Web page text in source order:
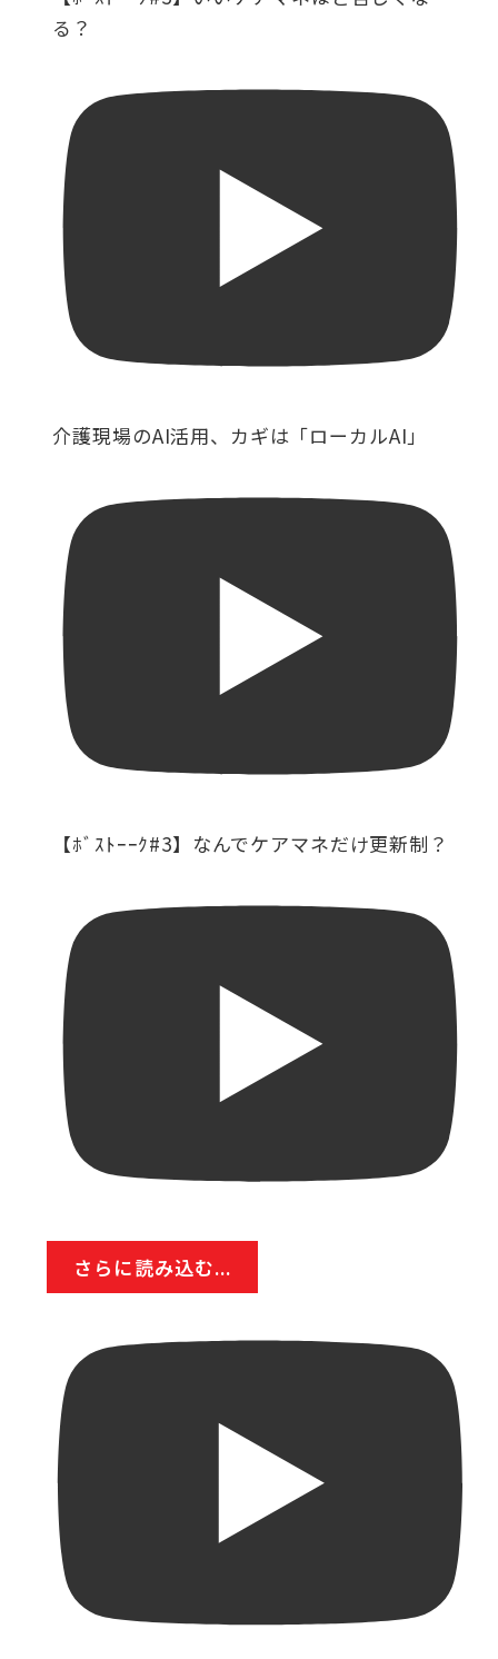
る？
介護現場のAI活用、カギは「ローカルAI」
【ﾎﾞｽﾄｰｰｸ#3】なんでケアマネだけ更新制？
さらに読み込む...